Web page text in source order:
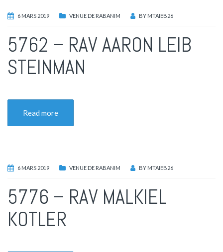
6 MARS 2019 VENUE DE RABANIM BY MTAIEB26
5762 – RAV AARON LEIB
STEINMAN
Read more
6 MARS 2019 VENUE DE RABANIM BY MTAIEB26
5776 – RAV MALKIEL
KOTLER